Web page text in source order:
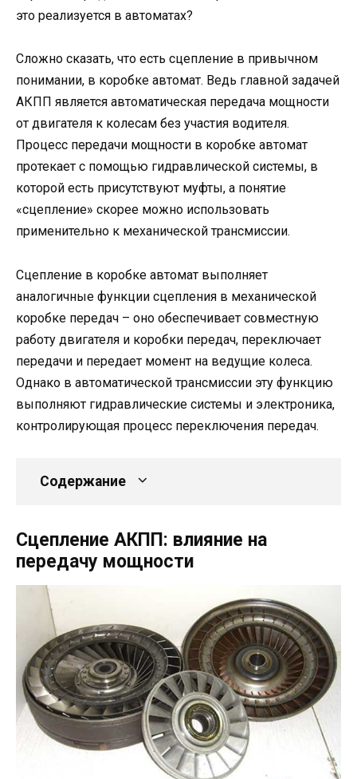
это реализуется в автоматах?
Сложно сказать, что есть сцепление в привычном
понимании, в коробке автомат. Ведь главной задачей
АКПП является автоматическая передача мощности
от двигателя к колесам без участия водителя.
Процесс передачи мощности в коробке автомат
протекает с помощью гидравлической системы, в
которой есть присутствуют муфты, а понятие
«сцепление» скорее можно использовать
применительно к механической трансмиссии.
Сцепление в коробке автомат выполняет
аналогичные функции сцепления в механической
коробке передач – оно обеспечивает совместную
работу двигателя и коробки передач, переключает
передачи и передает момент на ведущие колеса.
Однако в автоматической трансмиссии эту функцию
выполняют гидравлические системы и электроника,
контролирующая процесс переключения передач.
Содержание
Сцепление АКПП: влияние на
передачу мощности